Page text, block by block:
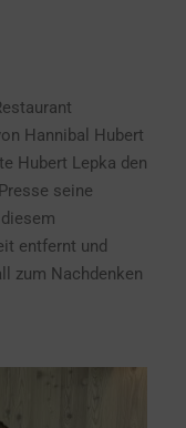
Hannibal Hubert
Hubert Lepka den
seine
entfernt und
zum Nachdenken